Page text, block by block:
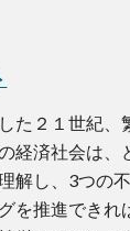
た ２１世紀、
経済社会は、
解し、3つの
を推進できれ